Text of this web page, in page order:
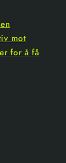
mot
for å få